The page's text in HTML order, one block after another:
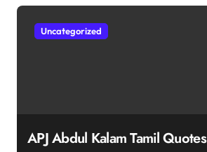
Uncategorized
APJ Abdul Kalam Tamil Quotes